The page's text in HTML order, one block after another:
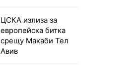
ЦСКА излиза за
европейска битка
срещу Макаби Тел
Авив